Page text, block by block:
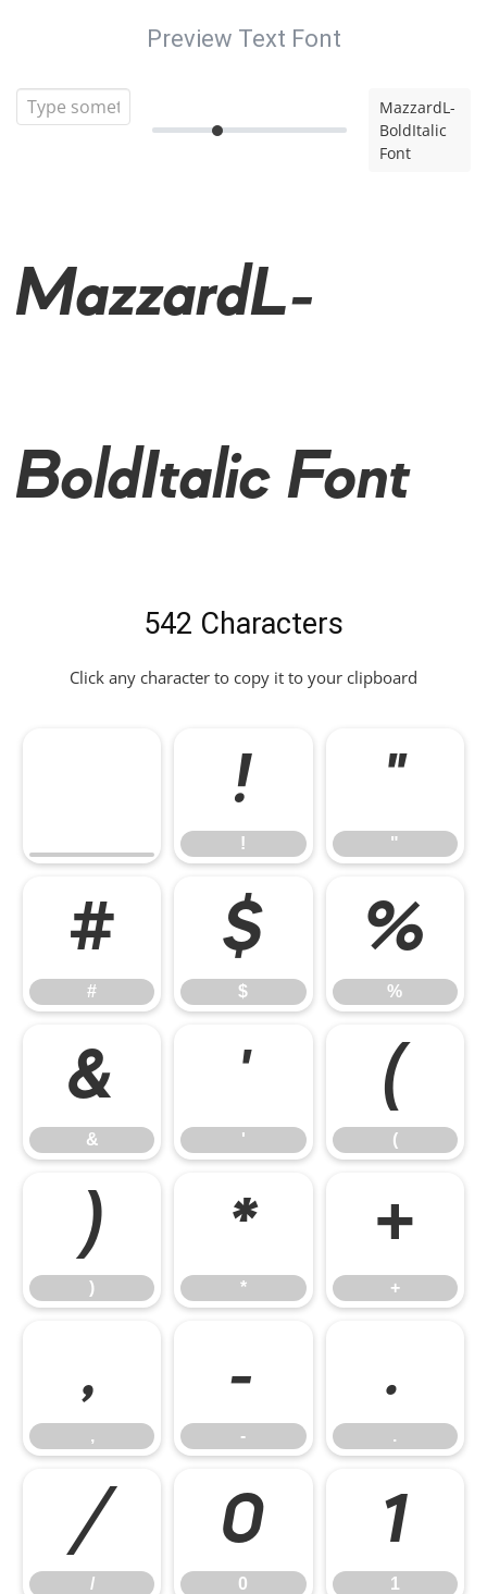
Preview Text Font
MazzardL-
BoldItalic
Font
MazzardL-
BoldItalic Font
542 Characters
Click any character to copy it to your clipboard
!
!
"
"
#
#
$
$
%
%
&
&
'
'
(
(
)
)
*
*
+
+
,
,
-
-
.
.
/
/
0
0
1
1